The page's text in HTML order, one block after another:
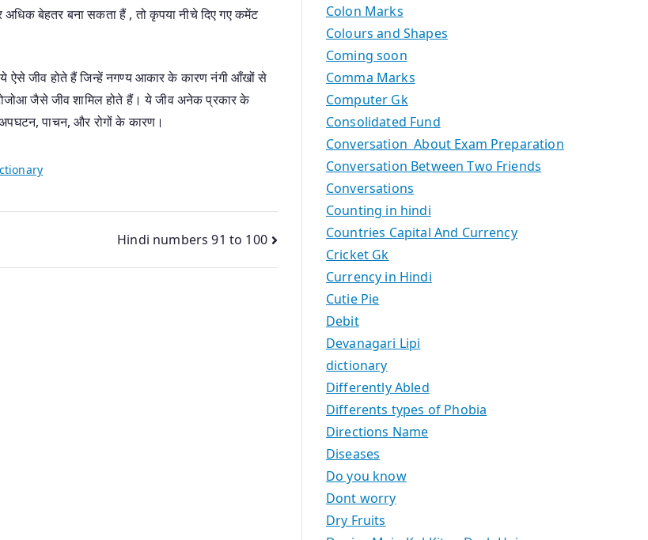
बेहतर बना सकता हैं , तो कृपया नीचे दिए गए कमेंट
ऐसे जीव होते हैं जिन्हें नगण्य आकार के कारण नंगी आँखों से
जैसे जीव शामिल होते हैं। ये जीव अनेक प्रकार के
पाचन, और रोगों के कारण।
Hindi numbers 91 to 100
Colon Marks
Colours and Shapes
Coming soon
Comma Marks
Computer Gk
Consolidated Fund
Conversation About Exam Preparation
Conversation Between Two Friends
Conversations
Counting in hindi
Countries Capital And Currency
Cricket Gk
Currency in Hindi
Cutie Pie
Debit
Devanagari Lipi
dictionary
Differently Abled
Differents types of Phobia
Directions Name
Diseases
Do you know
Dont worry
Dry Fruits